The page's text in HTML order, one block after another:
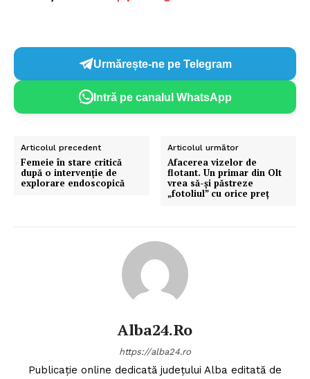
Urmărește-ne pe Telegram
Intră pe canalul WhatsApp
Articolul precedent
Femeie în stare critică
după o intervenție de
explorare endoscopică
Articolul următor
Afacerea vizelor de
flotant. Un primar din Olt
vrea să-și păstreze
„fotoliul” cu orice preț
Alba24.ro
https://alba24.ro
Publicație online dedicată județului Alba editată de